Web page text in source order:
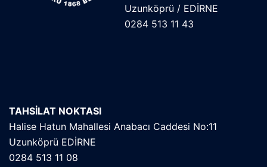
Uzunköprü / EDİRNE
0284 513 11 43
TAHSİLAT NOKTASI
Halise Hatun Mahallesi Anabacı Caddesi No:11
Uzunköprü EDİRNE
0284 513 11 08